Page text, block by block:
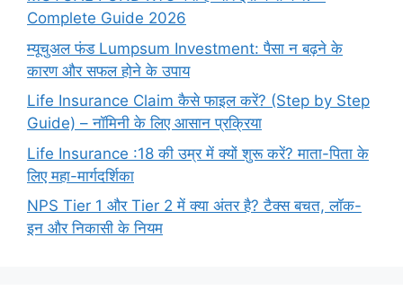
Complete Guide 2026
म्यूचुअल फंड Lumpsum Investment: पैसा न बढ़ने के
कारण और सफल होने के उपाय
Life Insurance Claim कैसे फाइल करें? (Step by Step
Guide) – नॉमिनी के लिए आसान प्रक्रिया
Life Insurance :18 की उम्र में क्यों शुरू करें? माता-पिता के
लिए महा-मार्गदर्शिका
NPS Tier 1 और Tier 2 में क्या अंतर है? टैक्स बचत, लॉक-
इन और निकासी के नियम